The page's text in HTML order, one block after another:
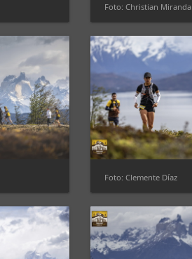
Foto: Christian Miranda
Foto: Clemente Díaz